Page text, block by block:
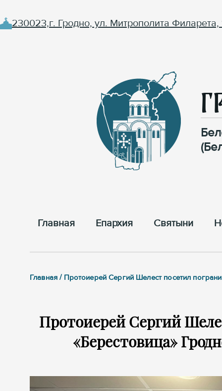
230023,г. Гродно, ул. Митрополита Филарета,
Главная Епархия Cвятыни
Главная / Протоиерей Сергий Шелест посетил
Протоиерей Сергий
«Берестовица»